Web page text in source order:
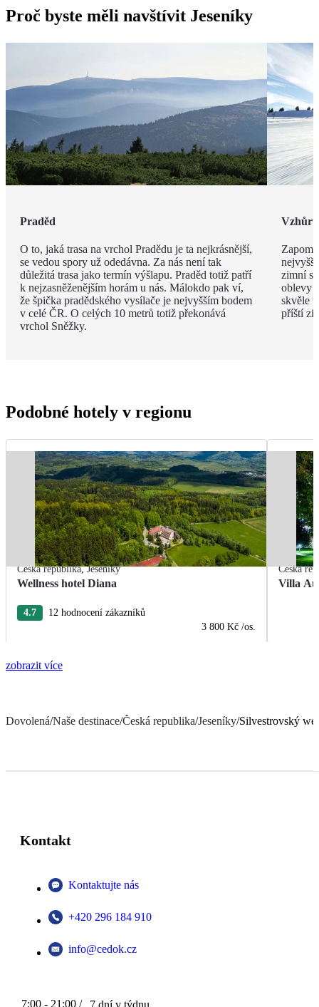
Proč byste měli navštívit Jeseníky
Praděd
O to, jaká trasa na vrchol Pradědu je ta nejkrásnější,
se vedou spory už odedávna. Za nás není tak
důležitá trasa jako termín výšlapu. Praděd totiž patří
k nejzasněženějším horám u nás. Málokdo pak ví,
že špička pradědského vysílače je nejvyšším bodem
v celé ČR. O celých 10 metrů totiž překonává
vrchol Sněžky.
zimní
oblevy
skvěle
příští
Podobné hotely v regionu
Česká republika,Jeseníky
Wellness hotel Diana
4.7
12 hodnocení zákazníků
3 800 Kč /os.
Česká
Villa
zobrazit více
Dovolená/Naše destinace/Česká republika/Jeseníky/Silvestrovský
Kontakt
Kontaktujte nás
+420 296 184 910
info@cedok.cz
7:00 - 21:00 / 7 dní v týdnu